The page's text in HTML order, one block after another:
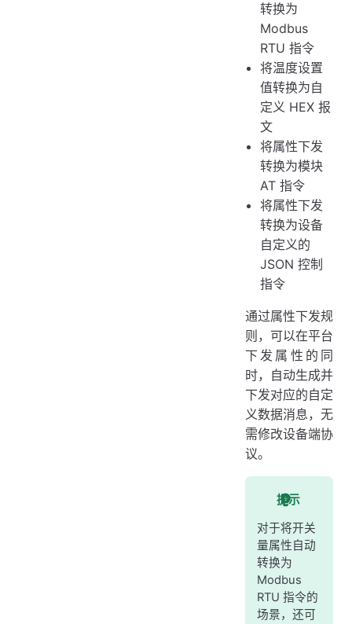
转换为
Modbus
RTU 指令
将温度设置
值转换为自
定义 HEX 报
文
将属性下发
转换为模块
AT 指令
将属性下发
转换为设备
自定义的
JSON 控制
指令
通过属性下发规
则，可以在平台
下发属性的同
时，自动生成并
下发对应的自定
义数据消息，无
需修改设备端协
议。
提示
对于将开关
量属性自动
转换为
Modbus
RTU 指令的
场景，还可